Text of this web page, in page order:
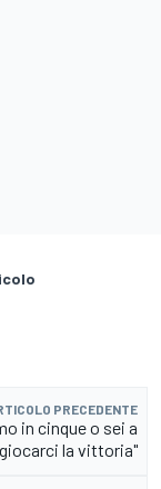
PRECEDENTE
in cinque o sei a
giocarci la vittoria"